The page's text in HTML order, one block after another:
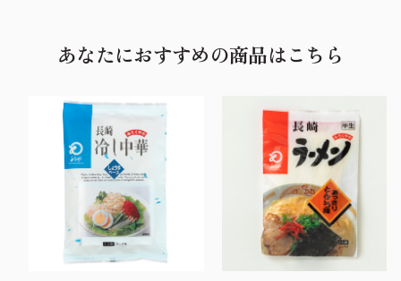
あなたにおすすめの商品はこちら